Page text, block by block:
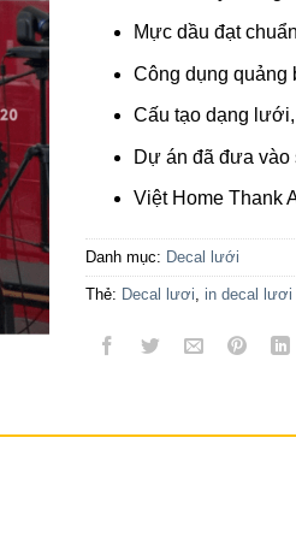
Mực dầu đạt
Công dụng quảng
Cấu tạo dạng
Dự án đã đưa vào
Việt Home Thank
Danh mục: Decal lưới
Thẻ: Decal lươi, in decal lươi